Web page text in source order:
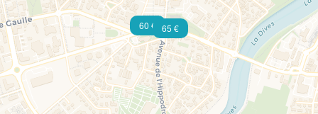
65 €
60 €